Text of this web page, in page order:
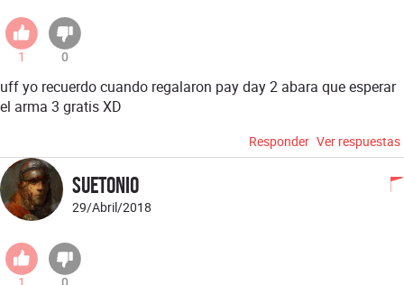
1 0
uff yo recuerdo cuando regalaron pay day 2 abara que esperar
el arma 3 gratis XD
Responder Ver respuestas
Suetonio
29/Abril/2018
1 0